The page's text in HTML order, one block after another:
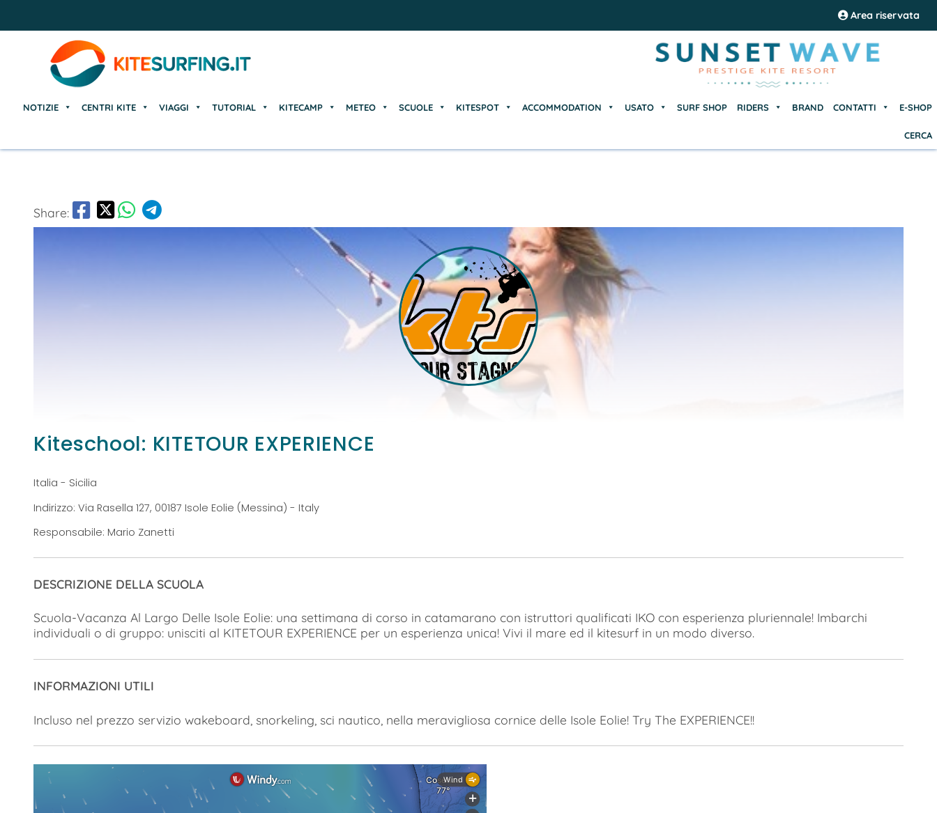
Area riservata
NOTIZIE CENTRI KITE VIAGGI TUTORIAL KITECAMP METEO SCUOLE KITESPOT ACCOMMODATION USATO SURF SHOP RIDERS BRAND CONTATTI E-SHOP
CERCA
Share:
Kiteschool: KITETOUR EXPERIENCE
Italia - Sicilia
Indirizzo: Via Rasella 127, 00187 Isole Eolie (Messina) - Italy
Responsabile: Mario Zanetti
DESCRIZIONE DELLA SCUOLA
Scuola-Vacanza Al Largo Delle Isole Eolie: una settimana di corso in catamarano con istruttori qualificati IKO con esperienza pluriennale! Imbarchi
individuali o di gruppo: unisciti al KITETOUR EXPERIENCE per un esperienza unica! Vivi il mare ed il kitesurf in un modo diverso.
INFORMAZIONI UTILI
Incluso nel prezzo servizio wakeboard, snorkeling, sci nautico, nella meravigliosa cornice delle Isole Eolie! Try The EXPERIENCE!!